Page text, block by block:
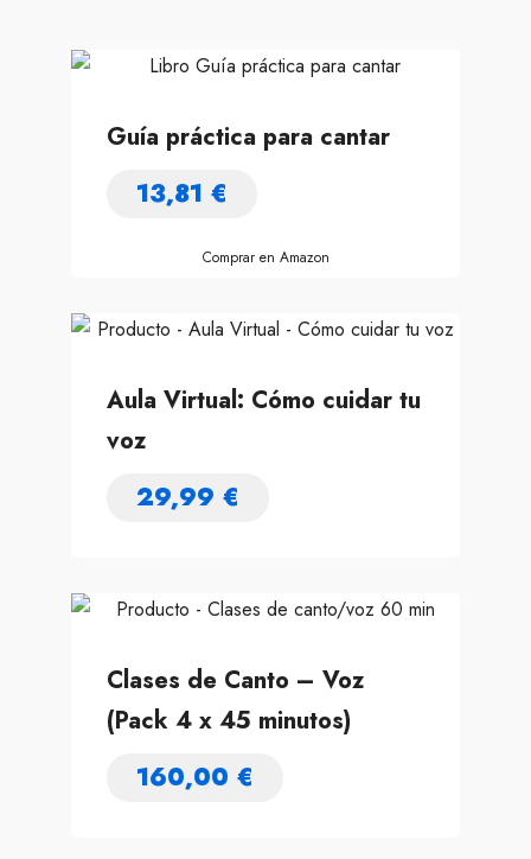
Guía práctica para cantar
13,81 €
Comprar en Amazon
Aula Virtual: Cómo cuidar tu
voz
29,99 €
Clases de Canto – Voz
(Pack 4 x 45 minutos)
160,00 €